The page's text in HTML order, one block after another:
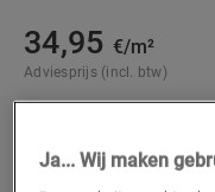
34,95 €/m²
Adviesprijs (incl. btw)
Wil je deze vloer
Ja... Wij maken